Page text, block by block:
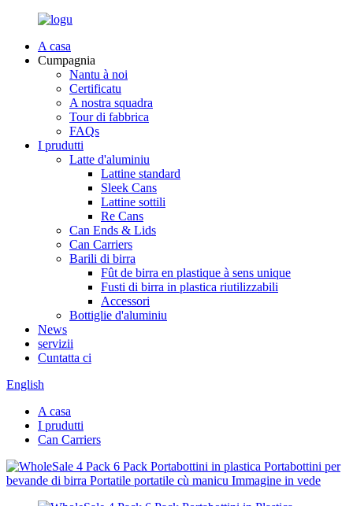
A casa
Cumpagnia
Nantu à noi
Certificatu
A nostra squadra
Tour di fabbrica
FAQs
I prudutti
Latte d'aluminiu
Lattine standard
Sleek Cans
Lattine sottili
Re Cans
Can Ends & Lids
Can Carriers
Barili di birra
Fût de birra en plastique à sens unique
Fusti di birra in plastica riutilizzabili
Accessori
Bottiglie d'aluminiu
News
servizii
Cuntatta ci
English
A casa
I prudutti
Can Carriers